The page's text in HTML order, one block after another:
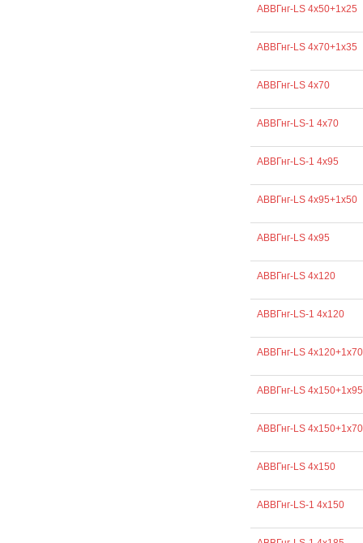
АВВГнг-LS 4х50+1х25
АВВГнг-LS 4х70+1х35
АВВГнг-LS 4х70
АВВГнг-LS-1 4х70
АВВГнг-LS-1 4х95
АВВГнг-LS 4х95+1х50
АВВГнг-LS 4х95
АВВГнг-LS 4х120
АВВГнг-LS-1 4х120
АВВГнг-LS 4х120+1х70
АВВГнг-LS 4х150+1х95
АВВГнг-LS 4х150+1х70
АВВГнг-LS 4х150
АВВГнг-LS-1 4х150